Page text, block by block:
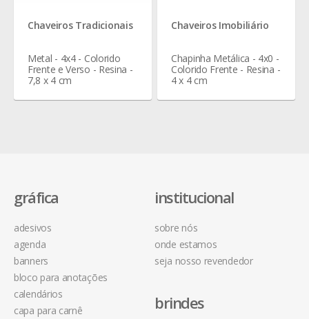
Chaveiros Tradicionais
Metal - 4x4 - Colorido
Frente e Verso - Resina -
7,8 x 4 cm
Chaveiros Imobiliário
Chapinha Metálica - 4x0 -
Colorido Frente - Resina -
4 x 4 cm
institucional
sobre nós
onde estamos
seja nosso revendedor
gráfica
adesivos
agenda
banners
bloco para anotações
calendários
capa para carnê
brindes